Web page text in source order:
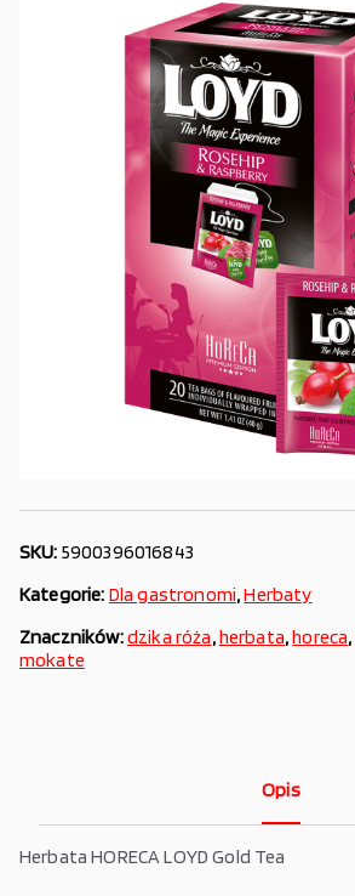
SKU: 5900396016843
Kategorie: Dla gastronomi,Herbaty
Znaczników:dzika róża,herbata,horeca,
mokate
Opis
Herbata HORECA LOYD Gold Tea